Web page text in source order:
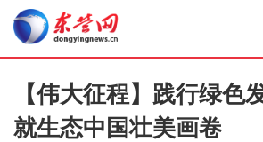
【伟大征程】践行绿色
就生态中国壮美画卷